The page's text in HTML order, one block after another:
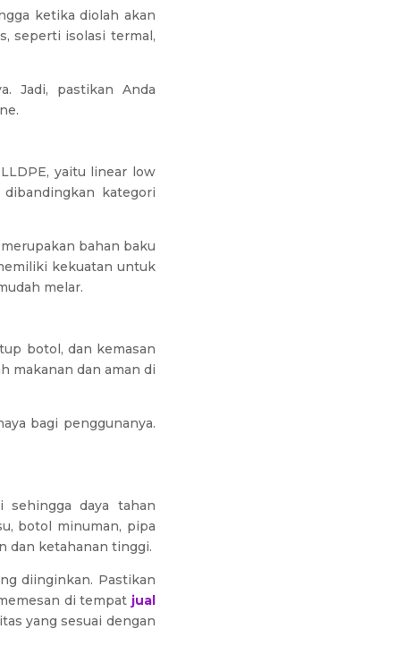
ketika diolah akan
seperti isolasi termal,
Jadi, pastikan Anda
yaitu linear low
kategori
bahan baku
kekuatan untuk
melar.
botol, dan kemasan
makanan dan aman di
bagi penggunanya.
sehingga daya tahan
botol minuman, pipa
dan ketahanan tinggi.
diinginkan. Pastikan
di tempat jual
yang sesuai dengan